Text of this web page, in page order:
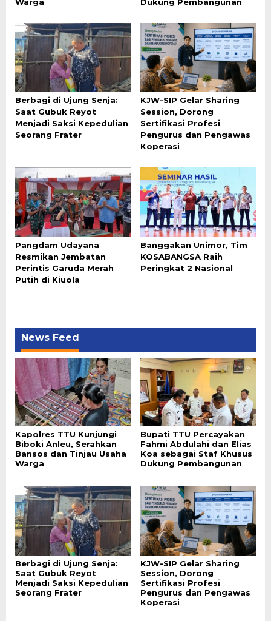
Berbagi di Ujung Senja:
Saat Gubuk Reyot
Menjadi Saksi Kepedulian
Seorang Frater
KJW-SIP Gelar Sharing
Session, Dorong
Sertifikasi Profesi
Pengurus dan Pengawas
Koperasi
Pangdam Udayana
Resmikan Jembatan
Perintis Garuda Merah
Putih di Kiuola
Banggakan Unimor, Tim
KOSABANGSA Raih
Peringkat 2 Nasional
News Feed
Kapolres TTU Kunjungi
Biboki Anleu, Serahkan
Bansos dan Tinjau Usaha
Warga
Bupati TTU Percayakan
Fahmi Abdulahi dan Elias
Koa sebagai Staf Khusus
Dukung Pembangunan
Berbagi di Ujung Senja:
Saat Gubuk Reyot
Menjadi Saksi Kepedulian
Seorang Frater
KJW-SIP Gelar Sharing
Session, Dorong
Sertifikasi Profesi
Pengurus dan Pengawas
Koperasi